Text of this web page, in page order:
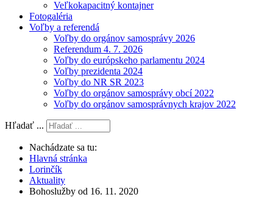
Veľkokapacitný kontajner
Fotogaléria
Voľby a referendá
Voľby do orgánov samosprávy 2026
Referendum 4. 7. 2026
Voľby do európskeho parlamentu 2024
Voľby prezidenta 2024
Voľby do NR SR 2023
Voľby do orgánov samosprávy obcí 2022
Voľby do orgánov samosprávnych krajov 2022
Hľadať ...
Nachádzate sa tu:
Hlavná stránka
Lorinčík
Aktuality
Bohoslužby od 16. 11. 2020